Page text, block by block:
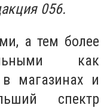
056.
а тем более
как
в магазинах и
спектр